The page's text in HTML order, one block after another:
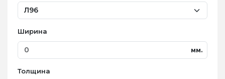
Ширина
мм.
Толщина